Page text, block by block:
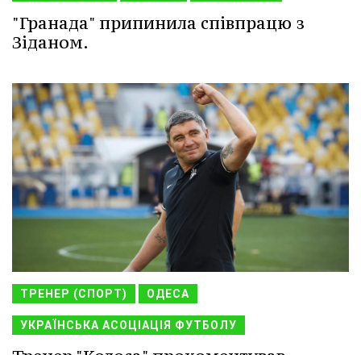
"Гранада" припинила співпрацю з
Зіданом.
ТРЕНЕР (СПОРТ) ОДЕСА
УКРАЇНСЬКА АСОЦІАЦІЯ ФУТБОЛУ